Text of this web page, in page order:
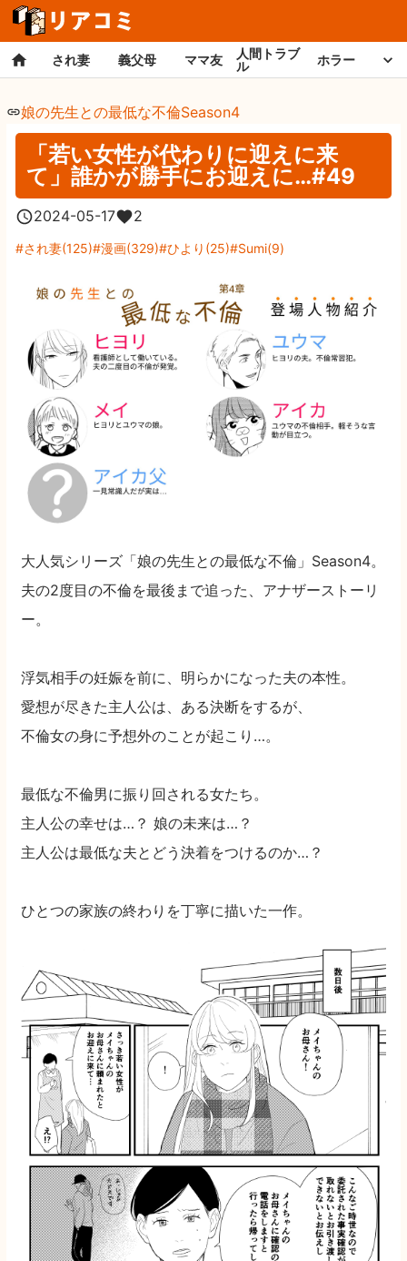
され妻 義父母 ママ友
人間トラブ
ル
ホラー
娘の先生との最低な不倫Season4
「若い女性が代わりに迎えに来
て」誰かが勝手にお迎えに…#49
2024-05-17 2
され妻(125) 漫画(329) ひより (25) Sumi(9)
大人気シリーズ「娘の先生との最低な不倫」Season4。
夫の2度目の不倫を最後まで追った、アナザーストーリ
ー。
浮気相手の妊娠を前に、明らかになった夫の本性。
愛想が尽きた主人公は、ある決断をするが、
不倫女の身に予想外のことが起こり…。
最低な不倫男に振り回される女たち。
主人公の幸せは…？ 娘の未来は…？
主人公は最低な夫とどう決着をつけるのか…？
ひとつの家族の終わりを丁寧に描いた一作。